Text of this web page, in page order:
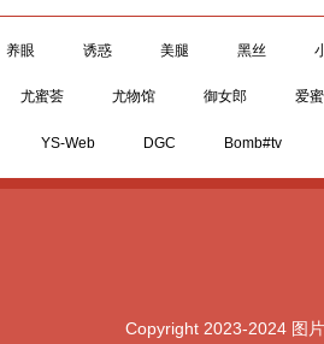
养眼 诱惑 美腿 黑丝
尤蜜荟 尤物馆 御女郎 爱
YS-Web DGC Bomb#tv
Copyright 2023-2024 图